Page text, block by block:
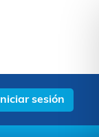
Iniciar sesión